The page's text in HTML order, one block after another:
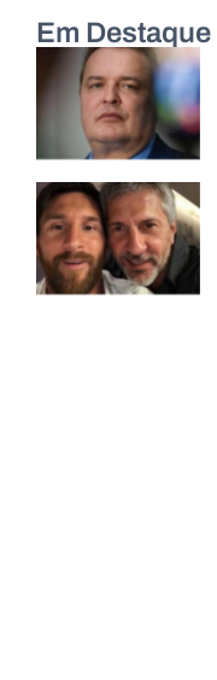
Em Destaque